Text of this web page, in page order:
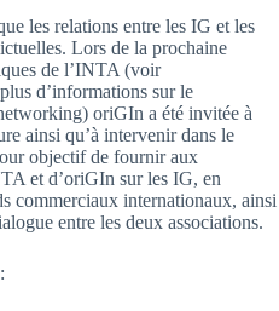
les relations entre les IG et les
Lors de la prochaine
de l’INTA (voir
d’informations sur le
oriGIn a été invitée à
ainsi qu’à intervenir dans le
objectif de fournir aux
et d’oriGIn sur les IG, en
commerciaux internationaux, ainsi
entre les deux associations.